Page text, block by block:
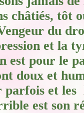
châtiés, tôt
du
et la
est pour le
doux et
parfois et les
est son